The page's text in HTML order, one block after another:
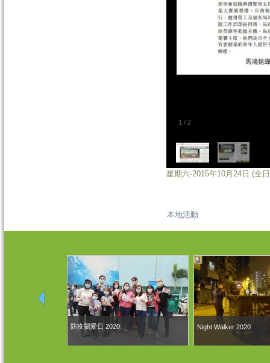
1 / 2
星期六-2015年10月24日 (全
本地活動
防疫關愛日 2020 Night Walker 2020